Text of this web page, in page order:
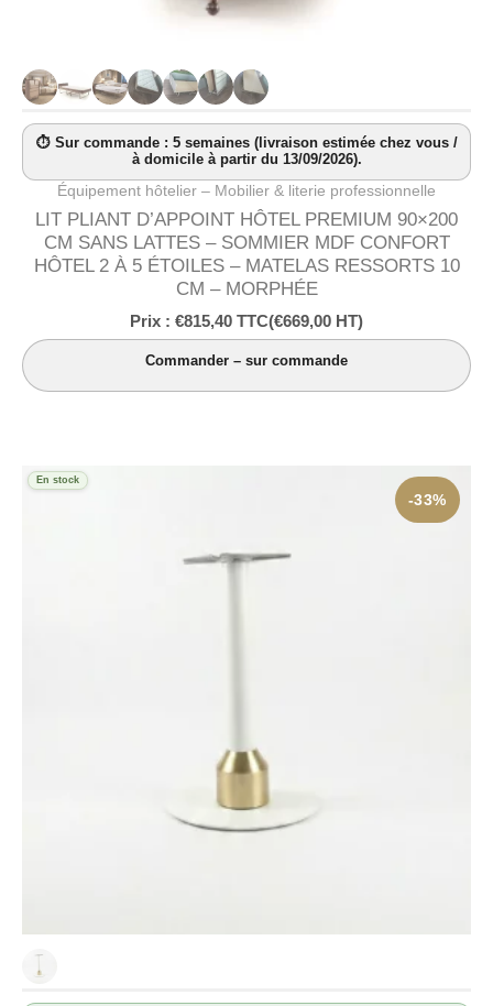
⏱ Sur commande : 5 semaines (livraison estimée chez vous /
à domicile à partir du 13/09/2026).
Équipement hôtelier – Mobilier & literie professionnelle
LIT PLIANT D’APPOINT HÔTEL PREMIUM 90×200
CM SANS LATTES – SOMMIER MDF CONFORT
HÔTEL 2 À 5 ÉTOILES – MATELAS RESSORTS 10
CM – MORPHÉE
Prix : €815,40 TTC(€669,00 HT)
Commander – sur commande
-33%
En stock